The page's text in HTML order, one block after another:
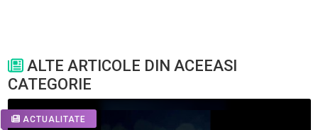
ALTE ARTICOLE DIN ACEEASI
CATEGORIE
ACTUALITATE